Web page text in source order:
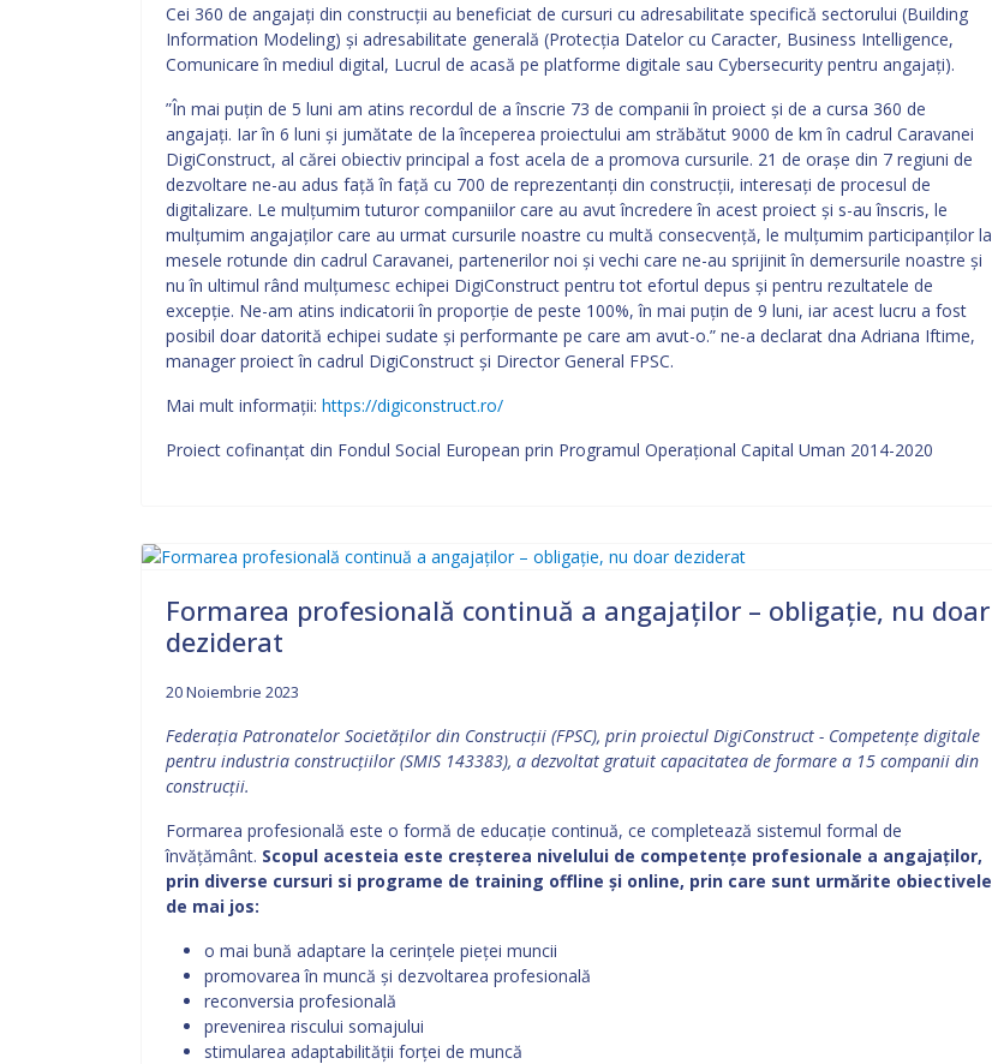
Cei 360 de angajați din construcții au beneficiat de cursuri cu adresabilitate specifică sectorului (Building
Information Modeling) și adresabilitate generală (Protecția Datelor cu Caracter, Business Intelligence,
Comunicare în mediul digital, Lucrul de acasă pe platforme digitale sau Cybersecurity pentru angajați).
”În mai puțin de 5 luni am atins recordul de a înscrie 73 de companii în proiect și de a cursa 360 de
angajați. Iar în 6 luni și jumătate de la începerea proiectului am străbătut 9000 de km în cadrul Caravanei
DigiConstruct, al cărei obiectiv principal a fost acela de a promova cursurile. 21 de orașe din 7 regiuni de
dezvoltare ne-au adus față în față cu 700 de reprezentanți din construcții, interesați de procesul de
digitalizare. Le mulțumim tuturor companiilor care au avut încredere în acest proiect și s-au înscris, le
mulțumim angajaților care au urmat cursurile noastre cu multă consecvență, le mulțumim participanților la
mesele rotunde din cadrul Caravanei, partenerilor noi și vechi care ne-au sprijinit în demersurile noastre și
nu în ultimul rând mulțumesc echipei DigiConstruct pentru tot efortul depus și pentru rezultatele de
excepție. Ne-am atins indicatorii în proporție de peste 100%, în mai puțin de 9 luni, iar acest lucru a fost
posibil doar datorită echipei sudate și performante pe care am avut-o.” ne-a declarat dna Adriana Iftime,
manager proiect în cadrul DigiConstruct și Director General FPSC.
Mai mult informații: https://digiconstruct.ro/
Proiect cofinanţat din Fondul Social European prin Programul Operaţional Capital Uman 2014-2020
Formarea profesională continuă a angajaților – obligație, nu doar
deziderat
20 Noiembrie 2023
Federația Patronatelor Societăților din Construcții (FPSC), prin proiectul DigiConstruct - Competențe digitale
pentru industria construcțiilor (SMIS 143383), a dezvoltat gratuit capacitatea de formare a 15 companii din
construcții.
Formarea profesională este o formă de educație continuă, ce completează sistemul formal de
învățământ. Scopul acesteia este creșterea nivelului de competențe profesionale a angajaților,
prin diverse cursuri si programe de training offline și online, prin care sunt urmărite obiectivele
de mai jos:
o mai bună adaptare la cerințele pieței muncii
promovarea în muncă și dezvoltarea profesională
reconversia profesională
prevenirea riscului somajului
stimularea adaptabilității forței de muncă